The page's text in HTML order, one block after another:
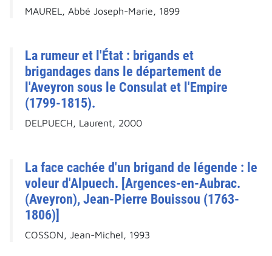
MAUREL, Abbé Joseph-Marie, 1899
La rumeur et l'État : brigands et
brigandages dans le département de
l'Aveyron sous le Consulat et l'Empire
(1799-1815).
DELPUECH, Laurent, 2000
La face cachée d'un brigand de légende : le
voleur d'Alpuech. [Argences-en-Aubrac.
(Aveyron), Jean-Pierre Bouissou (1763-
1806)]
COSSON, Jean-Michel, 1993